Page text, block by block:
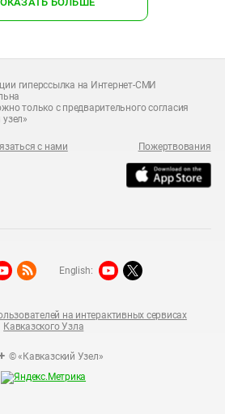
гиперссылка на Интернет-СМИ
только с предварительного согласия
с нами Пожертвования
© «Кавказский Узел»
на интерактивных сервисах
Кавказского Узла
English: